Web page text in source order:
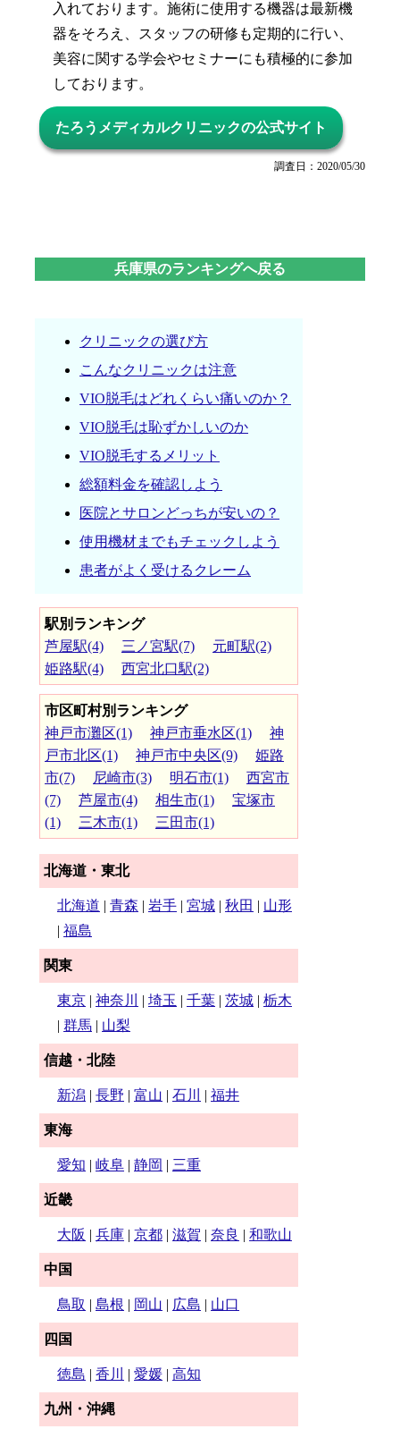
入れております。施術に使用する機器は最新機
器をそろえ、スタッフの研修も定期的に行い、
美容に関する学会やセミナーにも積極的に参加
しております。
たろうメディカルクリニックの公式サイト
調査日：2020/05/30
兵庫県のランキングへ戻る
クリニックの選び方
こんなクリニックは注意
VIO脱毛はどれくらい痛いのか？
VIO脱毛は恥ずかしいのか
VIO脱毛するメリット
総額料金を確認しよう
医院とサロンどっちが安いの？
使用機材までもチェックしよう
患者がよく受けるクレーム
駅別ランキング
芦屋駅(4)
三ノ宮駅(7)
元町駅(2)
姫路駅(4)
西宮北口駅(2)
市区町村別ランキング
神戸市灘区(1)
神戸市垂水区(1)
神
戸市北区(1)
神戸市中央区(9)
姫路
市(7)
尼崎市(3) 明石市(1)
西宮市
(7)
芦屋市(4) 相生市(1)
宝塚市
(1)
三木市(1) 三田市(1)
北海道・東北
北海道 | 青森 | 岩手 | 宮城 | 秋田 | 山形
| 福島
関東
東京 | 神奈川 | 埼玉 | 千葉 | 茨城 | 栃木
| 群馬 | 山梨
信越・北陸
新潟 | 長野 | 富山 | 石川 | 福井
東海
愛知 | 岐阜 | 静岡 | 三重
近畿
大阪 | 兵庫 | 京都 | 滋賀 | 奈良 | 和歌山
中国
鳥取 | 島根 | 岡山 | 広島 | 山口
四国
徳島 | 香川 | 愛媛 | 高知
九州・沖縄